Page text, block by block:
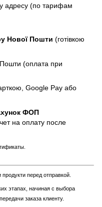
адресу (по тарифам
Нової Пошти (готівкою
Пошти (оплата при
Google Pay або
ФОП
на оплату после
перед отправкой.
этапах, начиная с выбора
заказа клиенту.